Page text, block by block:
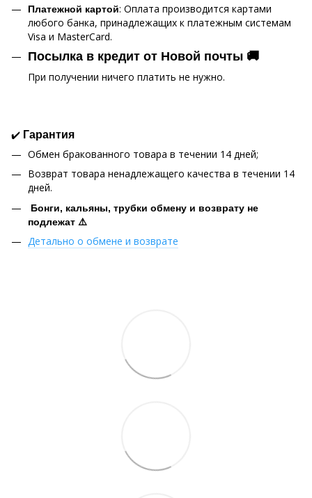
Платежной картой: Оплата производится картами
любого банка, принадлежащих к платежным системам
Visa и MasterCard.
Посылка в кредит от Новой почты 🚚
При получении ничего платить не нужно.
✔️ Гарантия
Обмен бракованного товара в течении 14 дней;
Возврат товара ненадлежащего качества в течении 14
дней.
Бонги, кальяны, трубки обмену и возврату не
подлежат ⚠️
Детально о обмене и возврате